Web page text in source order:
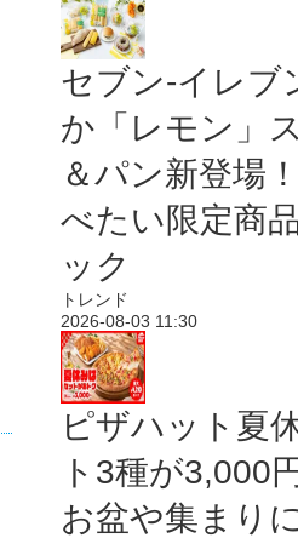
セブン‐イレブ
か「レモン」
＆パン新登場
べたい限定商
ック
トレンド
2026-08-03 11:30
ピザハット夏
ト3種が3,000
お盆や集まり